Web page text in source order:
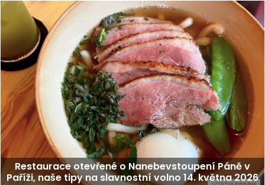
Restaurace otevřené o Nanebevstoupení Páně v
Paříži, naše tipy na slavnostní volno 14. května 2026